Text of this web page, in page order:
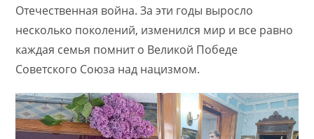
Отечественная война. За эти годы выросло
несколько поколений, изменился мир и все равно
каждая семья помнит о Великой Победе
Советского Союза над нацизмом.